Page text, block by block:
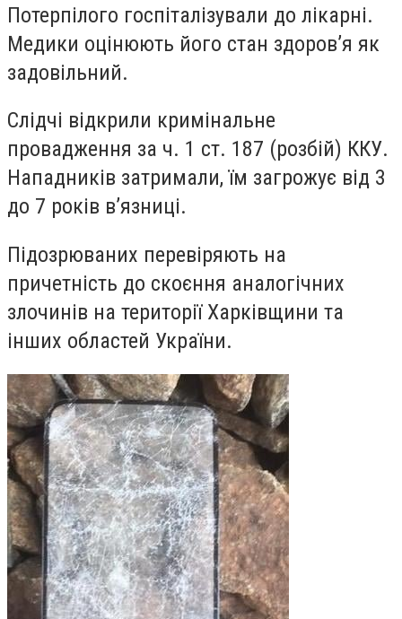
Потерпілого госпіталізували до лікарні.
Медики оцінюють його стан здоров’я як
задовільний.
Слідчі відкрили кримінальне
провадження за ч. 1 ст. 187 (розбій) ККУ.
Нападників затримали, їм загрожує від 3
до 7 років в’язниці.
Підозрюваних перевіряють на
причетність до скоєння аналогічних
злочинів на території Харківщини та
інших областей України.